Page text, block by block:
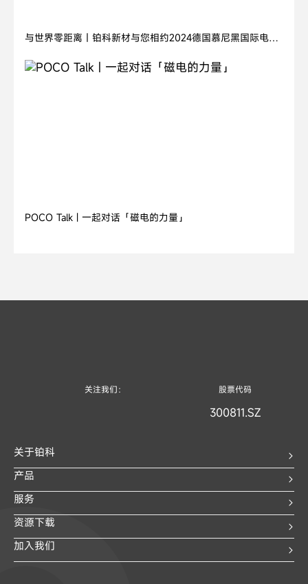
与世界零距离丨铂科新材与您相约2024德国慕尼黑国际电子
POCO Talk | 一起对话「磁电的力量」
关注我们： 股票代码
300811.SZ
关于铂科
产品
服务
资源下载
加入我们